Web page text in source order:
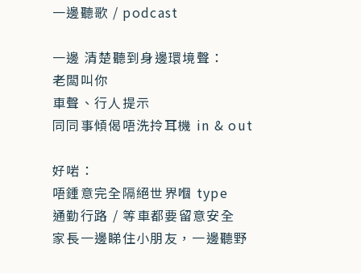
一邊聽歌 / podcast
一邊 清楚聽到身邊環境聲：
老闆叫你
車聲、行人提示
同同事傾偈唔洗拎耳機 in & out
好啱：
唔鍾意完全隔絕世界嗰 type
通勤行路 / 等車都要留意安全
家長一邊睇住小朋友，一邊聽野